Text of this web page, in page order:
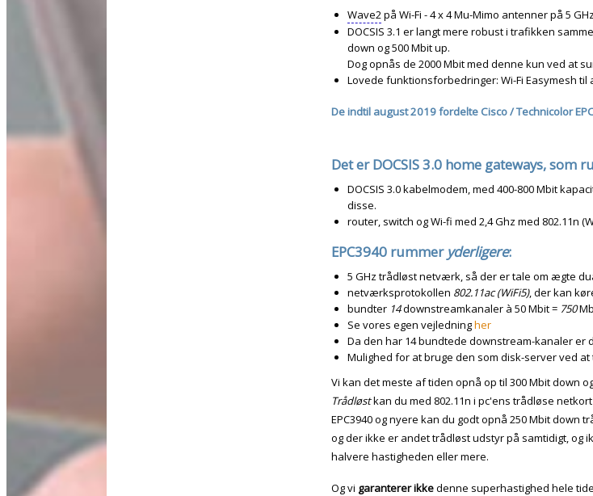
Wave2på Wi-Fi - 4 x 4 Mu-Mimo antenner på 5
DOCSIS 3.1 er langt mere robust i trafikken
down og 500 Mbit up.
Dog opnås de 2000 Mbit med denne kun ved at
Lovede funktionsforbedringer: Wi-Fi Easymesh til
De indtil august 2019 fordelte Cisco / Technicolor
Det er DOCSIS 3.0 home gateways, som
DOCSIS 3.0 kabelmodem, med 400-800 Mbit
disse.
router, switch og Wi-fi med 2,4 Ghz med 802.11n
EPC3940 rummer yderligere:
5 GHz trådløst netværk, så der er tale om ægte
netværksprotokollen 802.11ac (WiFi5), der kan
bundter 14downstreamkanaler à 50 Mbit = 750
Se vores egen vejledningher
Da den har 14 bundtede downstream-kanaler er
Mulighed for at bruge den som disk-server ved
Vi kan det meste af tiden opnå op til 300 Mbit down
Trådløstkan du med 802.11n i pc'ens trådløse netkort
EPC3940 og nyere kan du godt opnå 250 Mbit
og der ikke er andet trådløst udstyr på samtidigt,
halvere hastigheden eller mere.
Og vi garanterer ikkedenne superhastighed hele